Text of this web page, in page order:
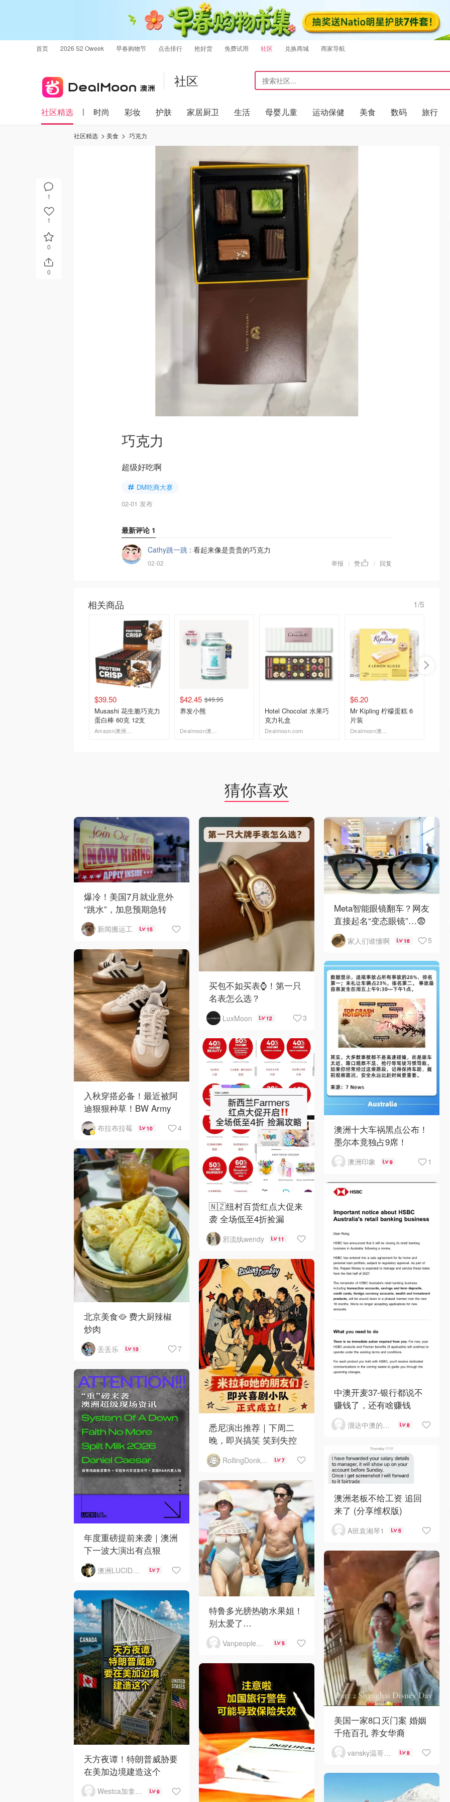
首页 2026 S2 Oweek 早春购物节 点击排行 抢好货 免费试用 社区 兑换商城 商家导航
社区
社区精选 时尚 彩妆 护肤 家居厨卫 生活 母婴儿童 运动保健 美食 数码 旅行
1
1
0
0
社区精选 美食 巧克力
巧克力
超级好吃啊
DM吃商大赛
02-01 发布
最新评论 1
Cathy跳一跳 : 看起来像是贵贵的巧克力
02-02 举报 | 赞 | 回复
相关商品 1/5
$39.50
Musashi 花生脆巧克力
蛋白棒 60克 12支
$42.45 $49.95
养发小熊
Hotel Chocolat 水果巧
克力礼盒
Dealmoon.com
$6.20
Mr Kipling 柠檬蛋糕 6
片装
猜你喜欢
爆冷！美国7月就业意外
“跳水”，加息预期急转
弯！
新闻搬运工 15
买包不如买表⌚️！第一只
名表怎么选？
LuxMoon 12 3
Meta智能眼镜翻车？网友
直接起名“变态眼镜”…😨
家人们谁懂啊 16 5
入秋穿搭必备！最近被阿
迪狠狠种草！BW Army
和 Sambae 值得拥有！
布拉布拉莓 10 4
澳洲十大车祸黑点公布！
墨尔本竟独占9席！
澳洲印象 9 1
🇳🇿纽村百货红点大促来
袭 全场低至4折捡漏
邪流纨wendy 11
北京美食🥘 费大厨辣椒
炒肉
丢丢乐 13 7
中澳开麦37-银行都说不
赚钱了，还有啥赚钱
溜达中澳的王公子 8
悉尼演出推荐｜下周二
晚，即兴搞笑 笑到失控
RollingDonkey 7
年度重磅提前来袭｜澳洲
下一波大演出有点狠
澳洲LUCID音乐演出 7
澳洲老板不给工资 追回
来了 (分享维权版)
A班袁湘琴1 5
特鲁多光膀热吻水果姐！
别太爱了…
Vanpeople人在温哥华 5
美国一家8口灭门案 婚姻
千疮百孔 养女华裔
vansky温哥华天空 8
天方夜谭！特朗普威胁要
在美加边境建造这个
Westca加拿大生活 9